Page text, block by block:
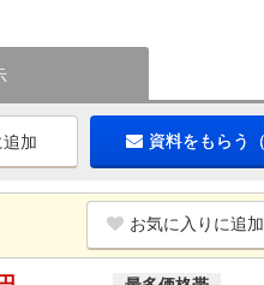
加 資料をもらう
お気に入りに追加